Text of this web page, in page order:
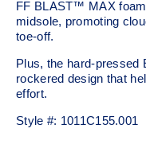
FF BLAST™ MAX
midsole, promoting
toe-off.
Plus, the hard-pressed
rockered design that
effort.
Style #: 1011C155.001